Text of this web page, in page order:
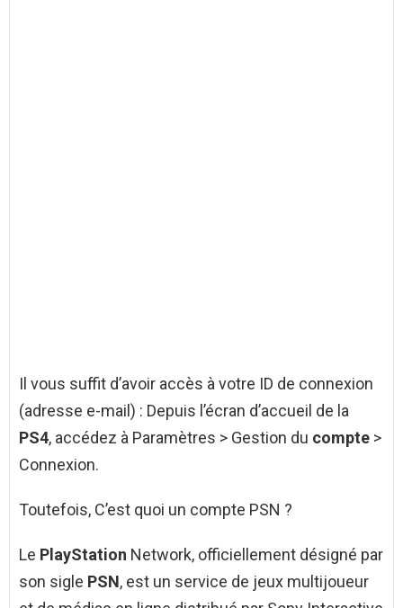
Il vous suffit d’avoir accès à votre ID de connexion
(adresse e-mail) : Depuis l’écran d’accueil de la
PS4, accédez à Paramètres > Gestion du compte >
Connexion.
Toutefois, C’est quoi un compte PSN ?
Le PlayStation Network, officiellement désigné par
son sigle PSN, est un service de jeux multijoueur